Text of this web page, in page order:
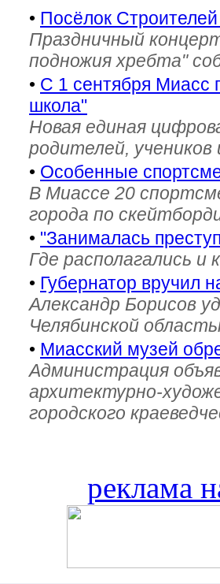
• Посёлок
Праздничный
подножия хребта"
• С 1 сентября Миасс
школа"
Новая единая
родителей, учеников
• Особенные
В Миассе 20
города по
• "Занималась
Где располагались и
• Губернатор вручил
Александр Борисов
Челябинской
• Миасский музей
Администрация
архитектурно-
городского
реклама